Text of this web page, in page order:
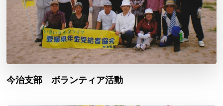
今治支部 ボランティア活動